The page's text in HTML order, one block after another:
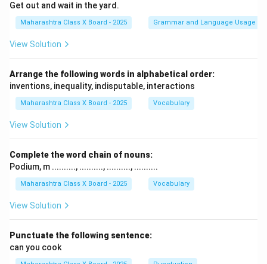
Get out and wait in the yard.
Maharashtra Class X Board - 2025 Grammar and Language Usage
View Solution
Arrange the following words in alphabetical order:
inventions, inequality, indisputable, interactions
Maharashtra Class X Board - 2025 Vocabulary
View Solution
Complete the word chain of nouns:
Podium, m .........., .........., .........., ..........
Maharashtra Class X Board - 2025 Vocabulary
View Solution
Punctuate the following sentence:
can you cook